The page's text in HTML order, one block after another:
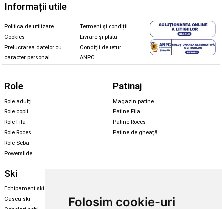
Folosim cookie-uri
Informații utile
Politica de utilizare
Cookies
Prelucrarea datelor cu
caracter personal
Termeni și condiții
Livrare și plată
Condiții de retur
ANPC
Role
Role adulți
Role copii
Role Fila
Role Roces
Role Seba
Powerslide
Patinaj
Magazin patine
Patine Fila
Patine Roces
Patine de gheață
Ski
Echipament ski
Cască ski
Echipament snowboard